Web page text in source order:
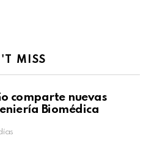
MISS
this post
comparte nuevas
Biomédica